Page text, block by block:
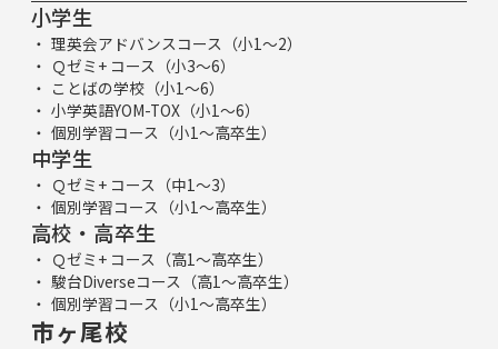
小学生
理英会アドバンスコース（小1～2）
Ｑゼミ+ コース（小3～6）
ことばの学校（小1～6）
小学英語YOM-TOX（小1～6）
個別学習コース（小1～高卒生）
中学生
Ｑゼミ+ コース（中1～3）
個別学習コース（小1～高卒生）
高校・高卒生
Ｑゼミ+ コース（高1～高卒生）
駿台Diverseコース（高1～高卒生）
個別学習コース（小1～高卒生）
市ヶ尾校